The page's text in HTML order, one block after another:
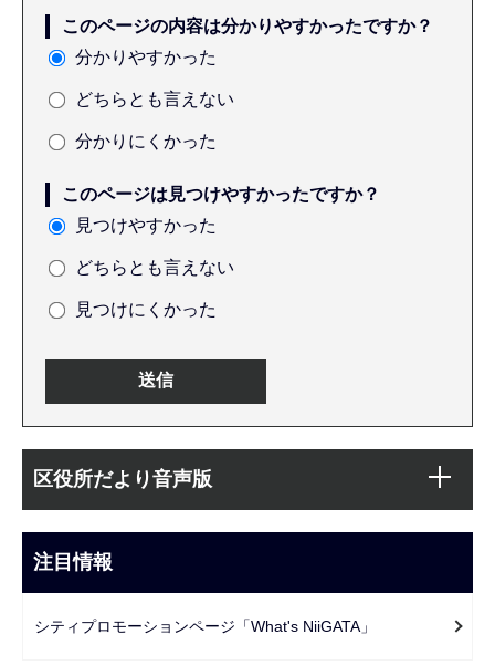
このページの内容は分かりやすかったですか？
分かりやすかった
どちらとも言えない
分かりにくかった
このページは見つけやすかったですか？
見つけやすかった
どちらとも言えない
見つけにくかった
文
こ
ま
で
ビ
ー
区役所だより音声版
注目情報
シティプロモーションページ「What's NiiGATA」